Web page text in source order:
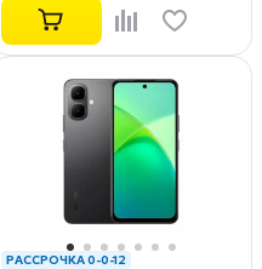
РАССРОЧКА 0-0-12